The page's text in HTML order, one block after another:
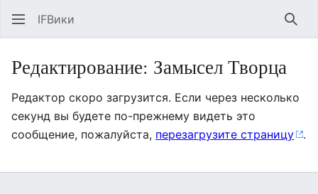
IFВики
Редактирование: Замысел Творца
Редактор скоро загрузится. Если через несколько
секунд вы будете по-прежнему видеть это
сообщение, пожалуйста, перезагрузите страницу .